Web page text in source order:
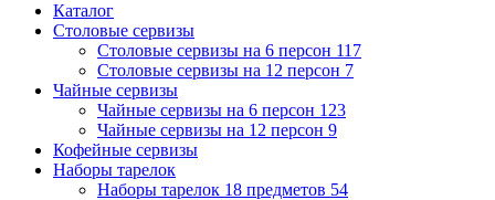
Каталог
Столовые сервизы
Столовые сервизы на 6 персон 117
Столовые сервизы на 12 персон 7
Чайные сервизы
Чайные сервизы на 6 персон 123
Чайные сервизы на 12 персон 9
Кофейные сервизы
Наборы тарелок
Наборы тарелок 18 предметов 54